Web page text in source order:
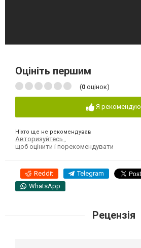
Оцініть першим
(0 оцінок)
Я рекомендую
Ніхто ще не рекомендував
Авторизуйтесь
щоб оцінити і порекомендувати
Reddit Telegram
WhatsApp
Рецензія